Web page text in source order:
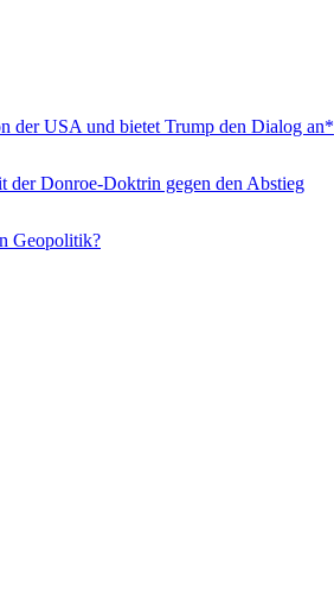
der USA und bietet Trump den Dialog an*
der Donroe-Doktrin gegen den Abstieg
Geopolitik?